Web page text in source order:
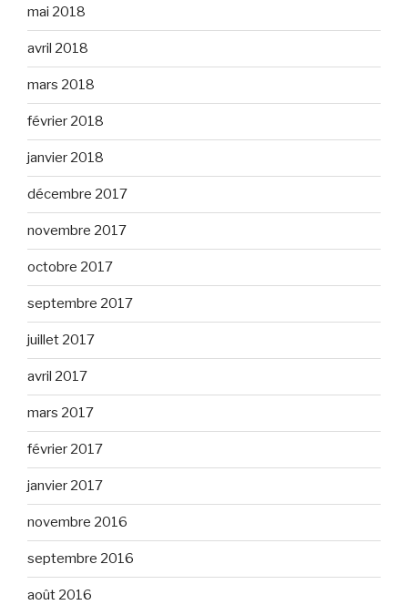
mai 2018
avril 2018
mars 2018
février 2018
janvier 2018
décembre 2017
novembre 2017
octobre 2017
septembre 2017
juillet 2017
avril 2017
mars 2017
février 2017
janvier 2017
novembre 2016
septembre 2016
août 2016